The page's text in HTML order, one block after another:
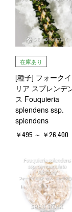
在庫あり
[種子] フォーク
リア スプレンデ
ス Fouquieria
splendens ssp.
splendens
￥495 ～ ￥26,400